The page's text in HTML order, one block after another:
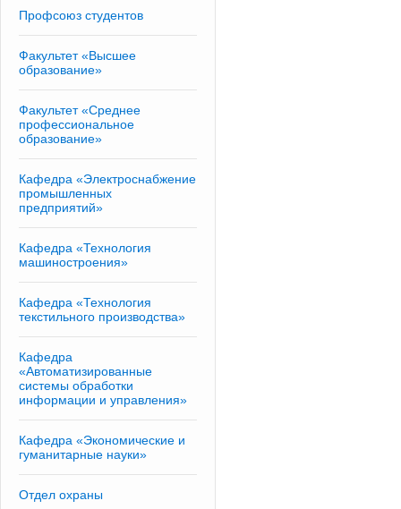
Профсоюз студентов
Факультет «Высшее
образование»
Факультет «Среднее
профессиональное
образование»
Кафедра «Электроснабжение
промышленных
предприятий»
Кафедра «Технология
машиностроения»
Кафедра «Технология
текстильного производства»
Кафедра
«Автоматизированные
системы обработки
информации и управления»
Кафедра «Экономические и
гуманитарные науки»
Отдел охраны